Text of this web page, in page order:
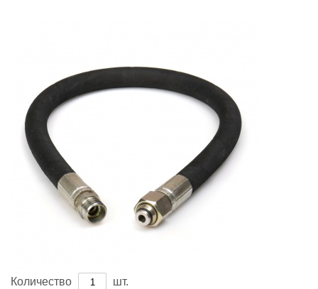
Количество шт.